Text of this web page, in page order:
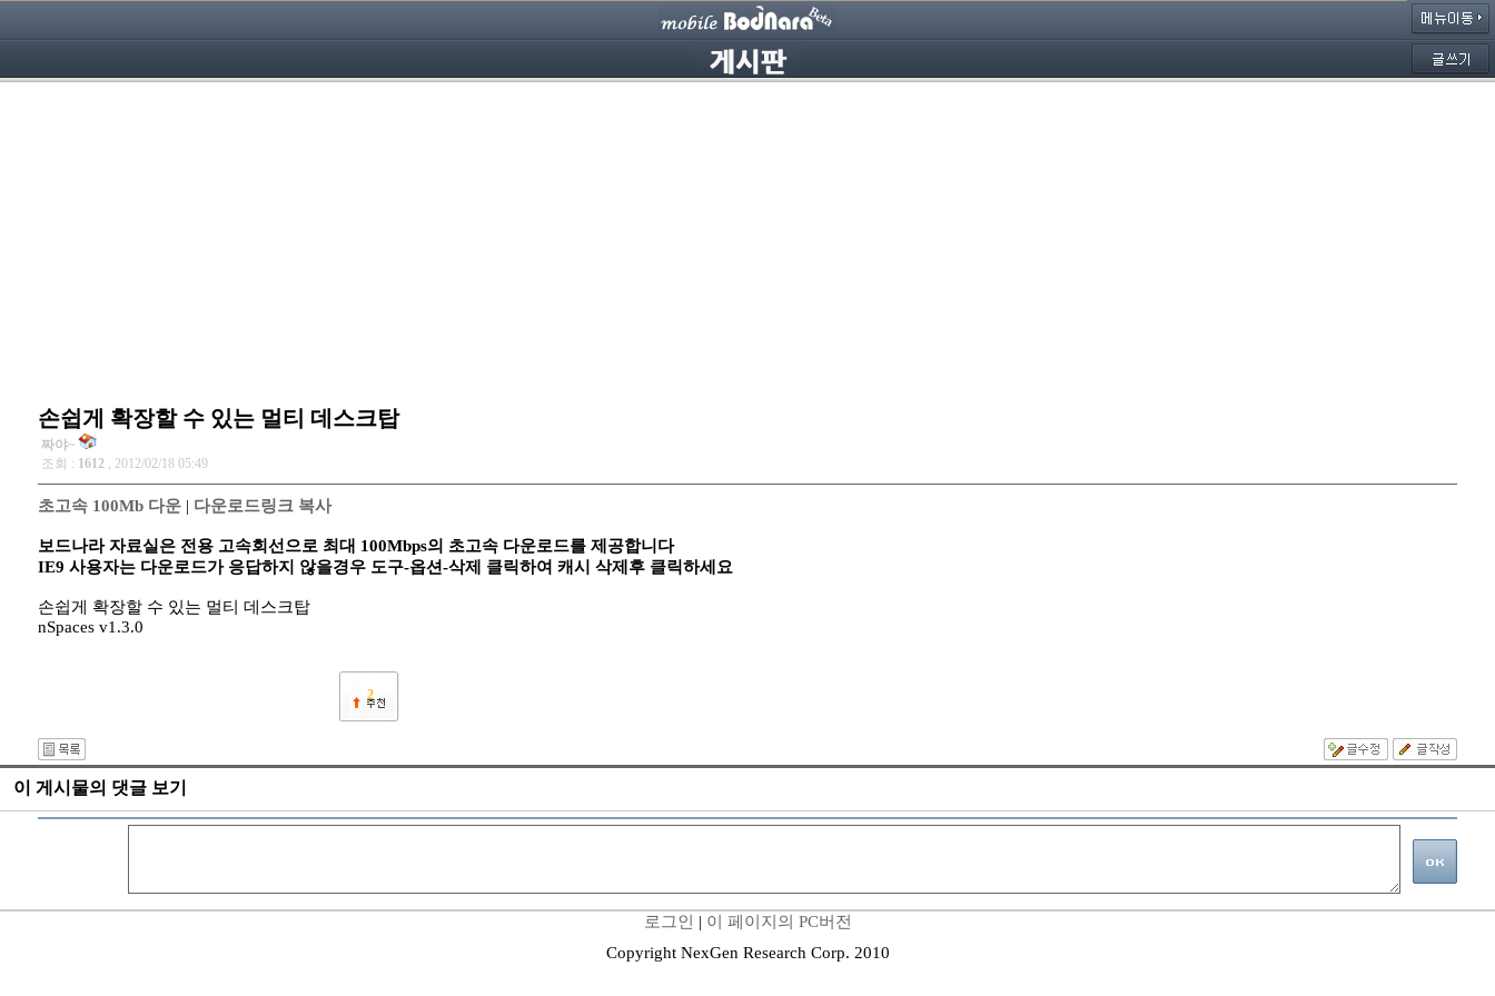
손쉽게 확장할 수 있는 멀티 데스크탑
짜야~
조회 : 1612 , 2012/02/18 05:49
초고속 100Mb 다운 | 다운로드링크 복사
보드나라 자료실은 전용 고속회선으로 최대 100Mbps의 초고속 다운로드를 제공합니다
IE9 사용자는 다운로드가 응답하지 않을경우 도구-옵션-삭제 클릭하여 캐시 삭제후 클릭하세요
손쉽게 확장할 수 있는 멀티 데스크탑
nSpaces v1.3.0
2
이 게시물의 댓글 보기
로그인 | 이 페이지의 PC버전
Copyright NexGen Research Corp. 2010